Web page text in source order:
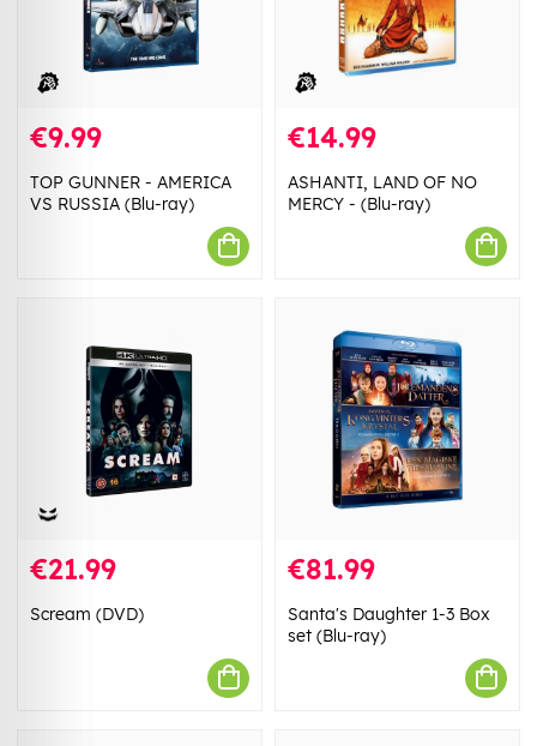
€9.99
TOP GUNNER - AMERICA
VS RUSSIA (Blu-ray)
€14.99
ASHANTI, LAND OF NO
MERCY - (Blu-ray)
€21.99
Scream (DVD)
€81.99
Santa's Daughter 1-3 Box
set (Blu-ray)